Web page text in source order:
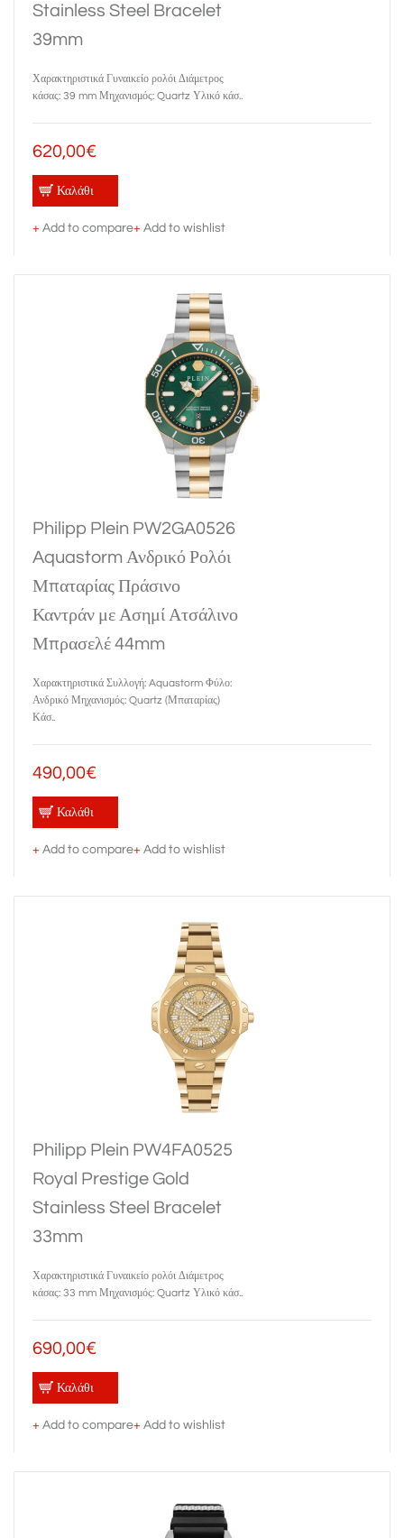
Stainless Steel Bracelet
39mm
Χαρακτηριστικά Γυναικείο ρολόι Διάμετρος
κάσας: 39 mm Μηχανισμός: Quartz Υλικό κάσ..
620,00€
Καλάθι
+ Add to compare+ Add to wishlist
Philipp Plein PW2GA0526
Aquastorm Ανδρικό Ρολόι
Μπαταρίας Πράσινο
Καντράν με Ασημί Ατσάλινο
Μπρασελέ 44mm
Χαρακτηριστικά Συλλογή: Aquastorm Φύλο:
Ανδρικό Μηχανισμός: Quartz (Μπαταρίας)
Κάσ..
490,00€
Καλάθι
+ Add to compare+ Add to wishlist
Philipp Plein PW4FA0525
Royal Prestige Gold
Stainless Steel Bracelet
33mm
Χαρακτηριστικά Γυναικείο ρολόι Διάμετρος
κάσας: 33 mm Μηχανισμός: Quartz Υλικό κάσ..
690,00€
Καλάθι
+ Add to compare+ Add to wishlist